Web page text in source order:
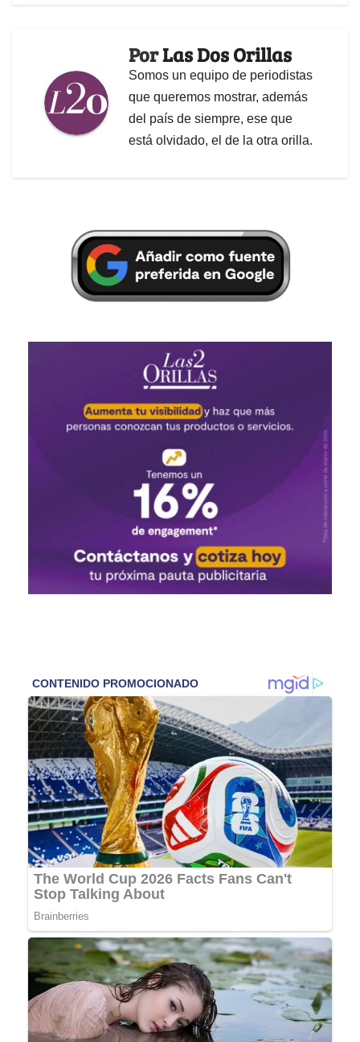
PorLas Dos Orillas
Somos un equipo de periodistas
que queremos mostrar, además
del país de siempre, ese que
está olvidado, el de la otra orilla.